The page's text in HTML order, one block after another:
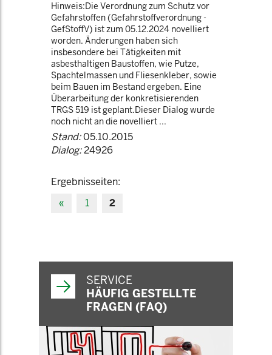
Hinweis:Die Verordnung zum Schutz vor
Gefahrstoffen (Gefahrstoffverordnung -
GefStoffV) ist zum 05.12.2024 novelliert
worden. Änderungen haben sich
insbesondere bei Tätigkeiten mit
asbesthaltigen Baustoffen, wie Putze,
Spachtelmassen und Fliesenkleber, sowie
beim Bauen im Bestand ergeben. Eine
Überarbeitung der konkretisierenden
TRGS 519 ist geplant.Dieser Dialog wurde
noch nicht an die novelliert ...
Stand:05.10.2015
Dialog:24926
Ergebnisseiten:
«
1 2
SERVICE
HÄUFIG GESTELLTE
FRAGEN (FAQ)